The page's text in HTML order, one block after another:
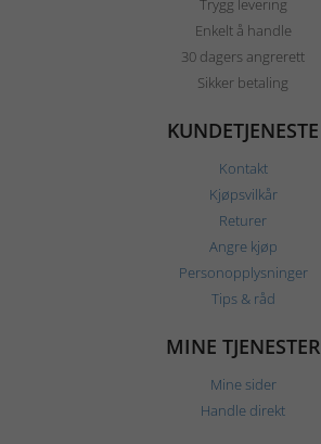
Trygg levering
Enkelt å handle
30 dagers angrerett
Sikker betaling
KUNDETJENESTE
Kontakt
Kjøpsvilkår
Returer
Angre kjøp
Personopplysninger
Tips & råd
MINE TJENESTER
Mine sider
Handle direkt